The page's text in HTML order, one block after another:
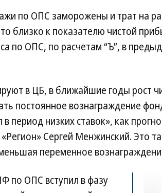
по ОПС заморожены и трат на
близко к показателю чистой
по ОПС, по расчетам “Ъ”, в
в ЦБ, в ближайшие годы рост
постоянное вознаграждение
период низких ставок», как
Сергей Менжинский. Это
переменное
по ОПС вступил в фазу